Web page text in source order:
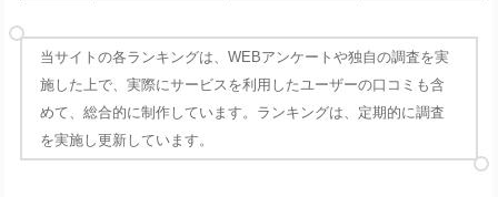
当サイトの各ランキングは、WEBアンケートや独自の調査を実
施した上で、実際にサービスを利用したユーザーの口コミも含
めて、総合的に制作しています。ランキングは、定期的に調査
を実施し更新しています。